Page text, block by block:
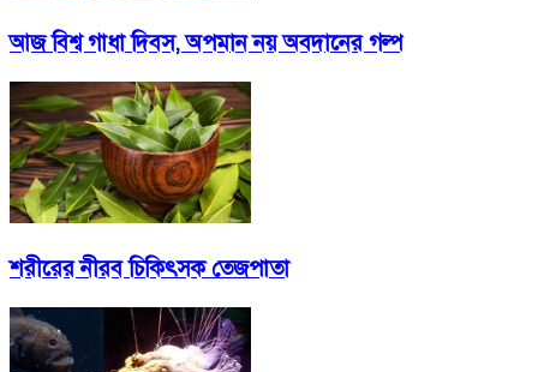
আজ বিশ্ব গাধা দিবস, অপমান নয় অবদানের গল্প
শরীরের নীরব চিকিৎসক তেজপাতা